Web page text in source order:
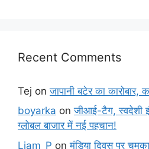
Recent Comments
Tej onजापानी बटेर का
boyarka onजीआई-टैग, स्वदेशी
ग्लोबल बाजार में नई पहचान!
Liam_P onमंडिया दिवस पर